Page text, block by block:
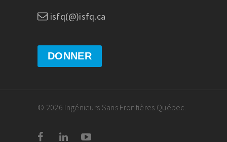
isfq(@)isfq.ca
DONNER
© 2026 Ingénieurs Sans Frontières Québec.